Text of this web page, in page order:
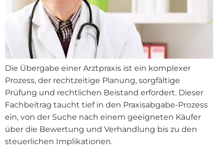
Die Übergabe einer Arztpraxis ist ein komplexer
Prozess, der rechtzeitige Planung, sorgfältige
Prüfung und rechtlichen Beistand erfordert. Dieser
Fachbeitrag taucht tief in den Praxisabgabe-Prozess
ein, von der Suche nach einem geeigneten Käufer
über die Bewertung und Verhandlung bis zu den
steuerlichen Implikationen.